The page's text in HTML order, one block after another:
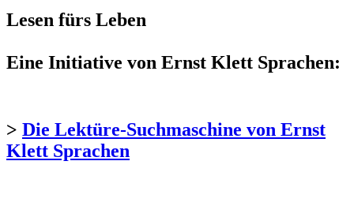
Lesen fürs Leben
Eine Initiative von Ernst Klett Sprachen:
> Die Lektüre-Suchmaschine von Ernst
Klett Sprachen